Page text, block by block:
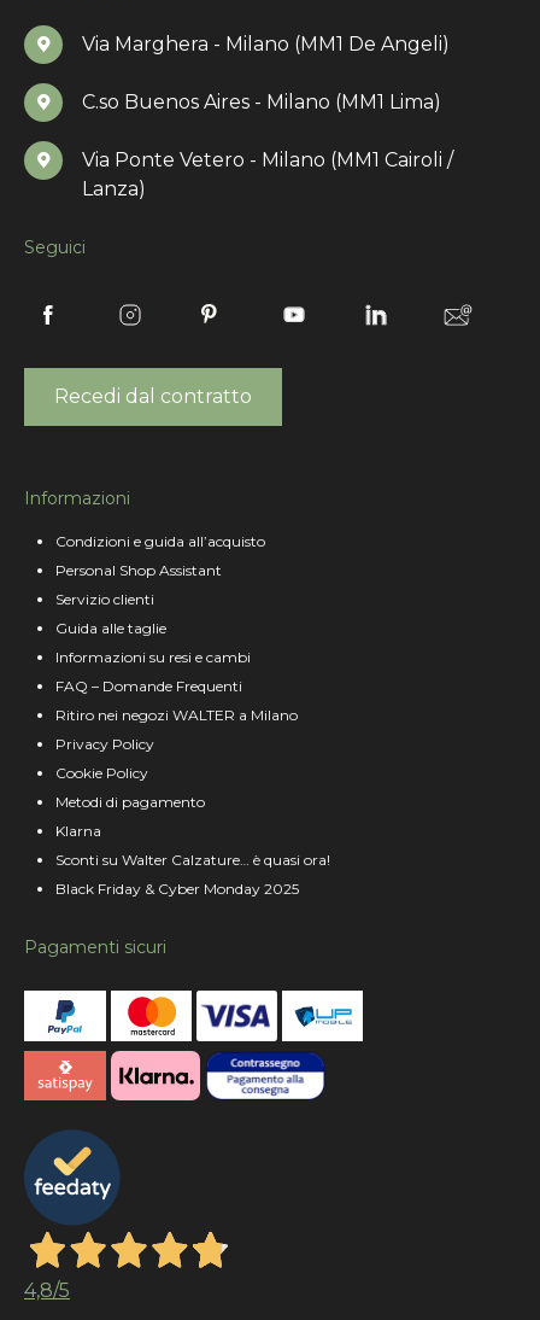
Via Marghera - Milano (MM1 De Angeli)
C.so Buenos Aires - Milano (MM1 Lima)
Via Ponte Vetero - Milano (MM1 Cairoli /
Lanza)
Seguici
Recedi dal contratto
Informazioni
Condizioni e guida all’acquisto
Personal Shop Assistant
Servizio clienti
Guida alle taglie
Informazioni su resi e cambi
FAQ – Domande Frequenti
Ritiro nei negozi WALTER a Milano
Privacy Policy
Cookie Policy
Metodi di pagamento
Klarna
Sconti su Walter Calzature… è quasi ora!
Black Friday & Cyber Monday 2025
Pagamenti sicuri
4,8/5